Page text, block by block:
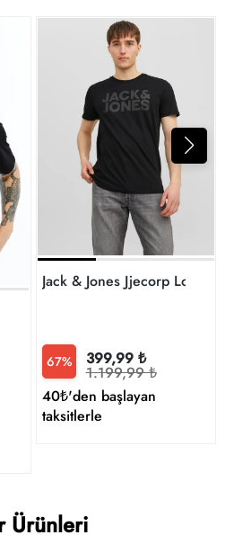
67% 399,99 ₺
1.199,99 ₺
40₺'den başlayan
taksitlerle
Ürünleri